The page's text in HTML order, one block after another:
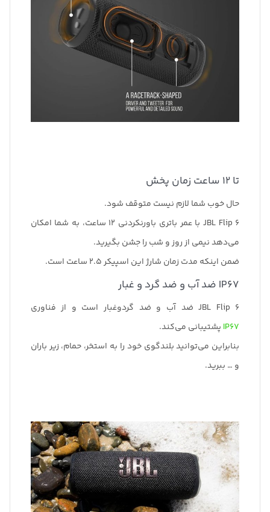
تا 12 ساعت زمان پخش
حال خوب شما لازم نیست متوقف شود.
JBL Flip 6 با عمر باتری باورنکردنی 12 ساعت، به شما امکان
می‌دهد نیمی از روز و شب را جشن بگیرید.
ضمن اینکه مدت زمان شارژ این اسپیکر 2.5 ساعت است.
IP67 ضد آب و ضد گرد و غبار
JBL Flip 6 ضد آب و ضد گردوغبار است و از فناوری
IP67 پشتیبانی می‌کند.
بنابراین می‌توانید بلندگوی خود را به استخر، حمام، زیر باران
و … ببرید.